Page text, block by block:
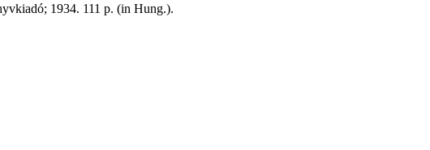
1934. 111 p. (in Hung.).